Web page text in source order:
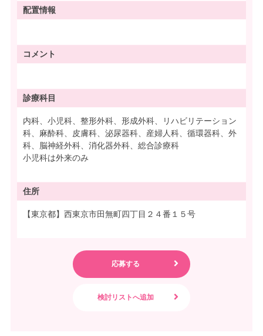
配置情報
コメント
診療科目
内科、小児科、整形外科、形成外科、リハビリテーション
科、麻酔科、皮膚科、泌尿器科、産婦人科、循環器科、外
科、脳神経外科、消化器外科、総合診療科
小児科は外来のみ
住所
【東京都】西東京市田無町四丁目２４番１５号